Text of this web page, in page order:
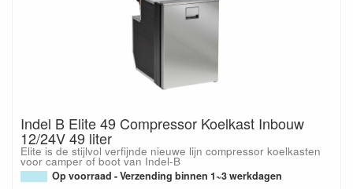
Indel B Elite 49 Compressor Koelkast Inbouw
12/24V 49 liter
Elite is de stijlvol verfijnde nieuwe lijn compressor koelkasten
voor camper of boot van Indel-B
Op voorraad - Verzending binnen 1~3 werkdagen